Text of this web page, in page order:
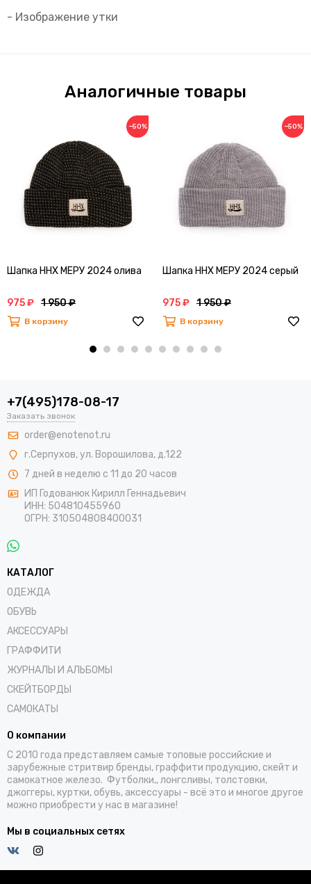
- Изображение утки
Аналогичные товары
−50%
Шапка ННХ МЕРУ 2024 олива
975 ₽ 1 950 ₽
В корзину
−50%
Шапка ННХ МЕРУ 2024 серый
975 ₽ 1 950 ₽
В корзину
+7(495)178-08-17
Заказать звонок
order@enotenot.ru
г.Серпухов, ул. Ворошилова, д.122
7 дней в неделю с 11 до 20 часов
ИП Годованюк Кирилл Геннадьевич
ИНН: 504810455960
ОГРН: 310504808400031
КАТАЛОГ
ОДЕЖДА
ОБУВЬ
АКСЕССУАРЫ
ГРАФФИТИ
ЖУРНАЛЫ И АЛЬБОМЫ
СКЕЙТБОРДЫ
САМОКАТЫ
О компании
С 2010 года представляем самые топовые российские и
зарубежные стритвир бренды, граффити продукцию, скейт и
самокатное железо. Футболки,, лонгсливы, толстовки,
джоггеры, куртки, обувь, аксессуары - всё это и многое другое
можно приобрести у нас в магазине!
Мы в социальных сетях